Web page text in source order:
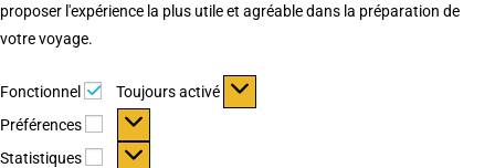
proposer l'expérience la plus utile et agréable dans la préparation de
votre voyage.
Fonctionnel Fonctionnel
Toujours activé
Préférences
Préférences
Statistiques Statistiques